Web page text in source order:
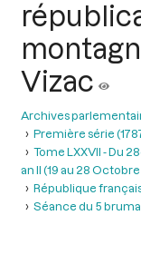
Vizac
Archives
Première série
Tome LXXVII - Du
an II (19 au 28 Octobre
République
Séance du 5